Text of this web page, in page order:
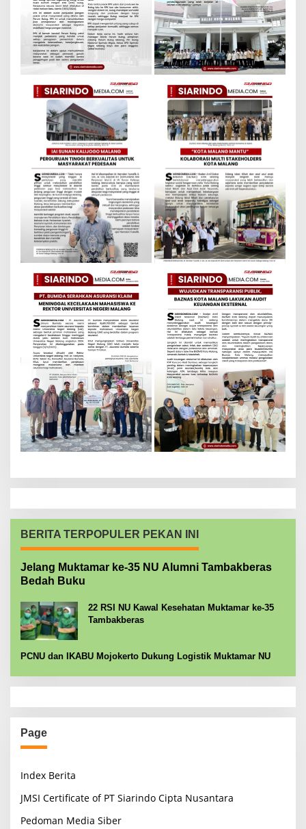
BERITA TERPOPULER PEKAN INI
Jelang Muktamar ke-35 NU Alumni Tambakberas
Bedah Buku
22 RSI NU Kawal Kesehatan Muktamar ke-35
Tambakberas
PCNU dan IKABU Mojokerto Dukung Logistik Muktamar NU
Page
Index Berita
JMSI Certificate of PT Siarindo Cipta Nusantara
Pedoman Media Siber